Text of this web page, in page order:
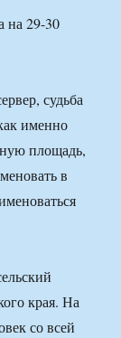
на 29-30
судьба
именно
площадь,
в
края. На
со всей